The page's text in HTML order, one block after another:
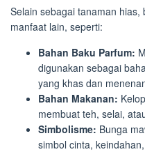
Selain sebagai tanaman
manfaat lain, seperti:
Bahan Baku Parfum:
digunakan sebagai
yang khas dan
Bahan Makanan:
membuat teh, selai,
Simbolisme: Bunga
simbol cinta,